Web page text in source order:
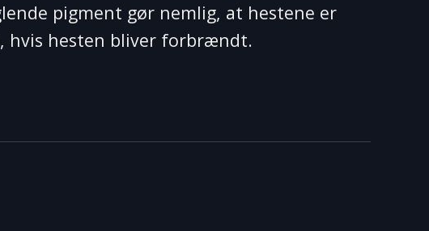
pigment gør nemlig, at hestene er
hvis hesten bliver forbrændt.